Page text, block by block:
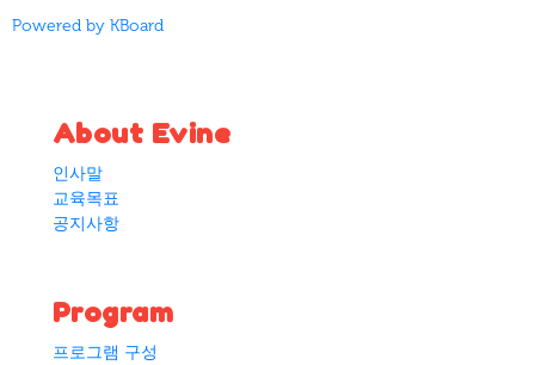
Powered by KBoard
About Evine
인사말
교육목표
공지사항
Program
프로그램 구성